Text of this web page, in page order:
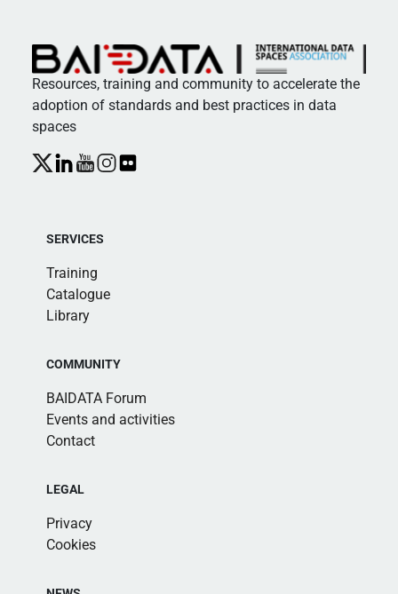
Resources, training and community to accelerate the
adoption of standards and best practices in data
spaces
SERVICES
Training
Catalogue
Library
COMMUNITY
BAIDATA Forum
Events and activities
Contact
LEGAL
Privacy
Cookies